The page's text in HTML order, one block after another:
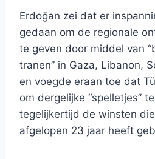
Erdoğan zei dat er
gedaan om de regionale
te geven door middel van
tranen” in Gaza, Libanon,
en voegde eraan toe dat
om dergelijke “spelletjes”
tegelijkertijd de winsten
afgelopen 23 jaar heeft